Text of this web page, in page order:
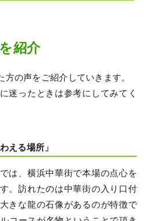
紹介
の声をご紹介していきます。
迷ったときは参考にしてみてく
える場所」
は、横浜中華街で本場の点心を
。訪れたのは中華街の入り口付
きな龍の石像があるのが特徴で